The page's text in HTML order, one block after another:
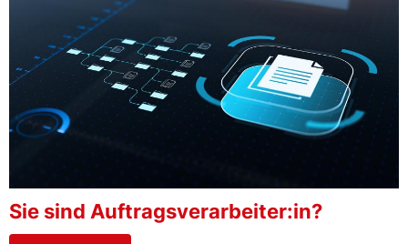
Sie sind Auftragsverarbeiter:in?